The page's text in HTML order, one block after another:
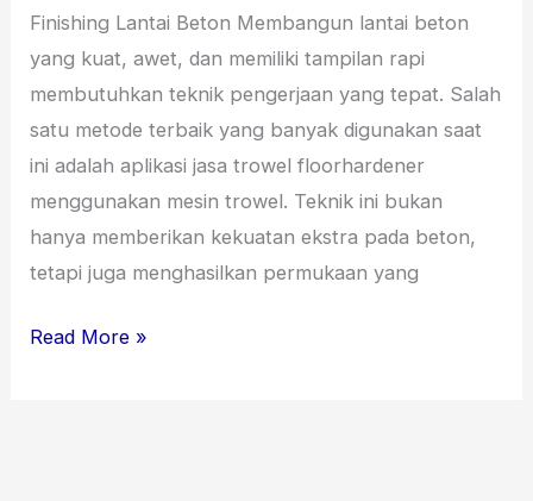
Finishing Lantai Beton Membangun lantai beton
yang kuat, awet, dan memiliki tampilan rapi
membutuhkan teknik pengerjaan yang tepat. Salah
satu metode terbaik yang banyak digunakan saat
ini adalah aplikasi jasa trowel floorhardener
menggunakan mesin trowel. Teknik ini bukan
hanya memberikan kekuatan ekstra pada beton,
tetapi juga menghasilkan permukaan yang
Read More »